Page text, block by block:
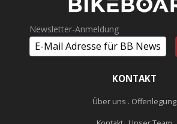
Newsletter-Anmeldung
KONTAKT
Über uns . Offenlegung